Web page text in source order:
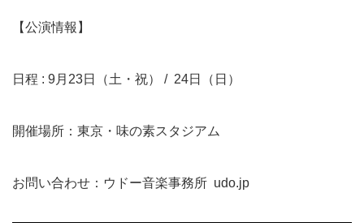
【公演情報】
日程 : 9月23日（土・祝） / 24日（日）
開催場所：東京・味の素スタジアム
お問い合わせ：ウドー音楽事務所 udo.jp